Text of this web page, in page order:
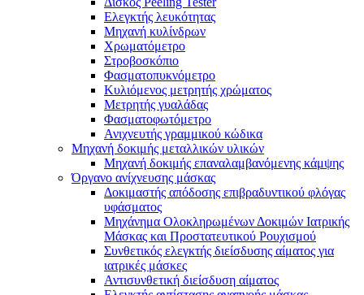
Ελεγκτής λευκότητας
Μηχανή κυλίνδρων
Χρωματόμετρο
Στροβοσκόπιο
Φασματοπυκνόμετρο
Κυλιόμενος μετρητής χρώματος
Μετρητής γυαλάδας
Φασματοφωτόμετρο
Ανιχνευτής γραμμικού κώδικα
Μηχανή δοκιμής μεταλλικών υλικών
Μηχανή δοκιμής επαναλαμβανόμενης κάμψης
Όργανο ανίχνευσης μάσκας
Δοκιμαστής απόδοσης επιβραδυντικού φλόγας
υφάσματος
Μηχάνημα Ολοκληρωμένων Δοκιμών Ιατρικής
Μάσκας και Προστατευτικού Ρουχισμού
Συνθετικός ελεγκτής διείσδυσης αίματος για
ιατρικές μάσκες
Αντισυνθετική διείσδυση αίματος